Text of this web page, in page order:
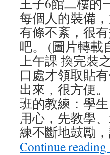
王子6館二樓的
每個人的裝備
有條不紊，很
吧。 (圖片轉載
上午課 換完裝
口處才領取貼
出來，很方便
班的教練：學
用心，先教學
練不斷地鼓勵
Continue reading